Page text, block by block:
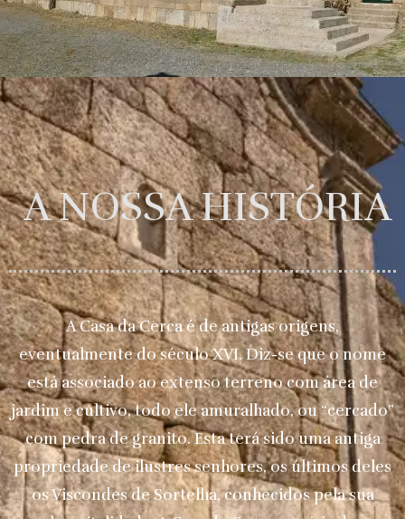
A NOSSA HISTÓRIA
A Casa da Cerca é de antigas origens,
eventualmente do século XVI. Diz-se que o nome
está associado ao extenso terreno com área de
jardim e cultivo, todo ele amuralhado, ou “cercado”
com pedra de granito. Esta terá sido uma antiga
propriedade de ilustres senhores, os últimos deles
os Viscondes de Sortelha, conhecidos pela sua